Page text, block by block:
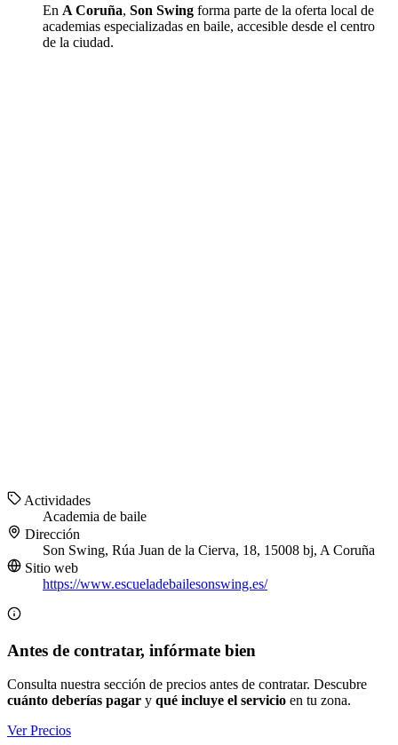
En A Coruña, Son Swing forma parte de la oferta local de
academias especializadas en baile, accesible desde el centro
de la ciudad.
Actividades
Academia de baile
Dirección
Son Swing, Rúa Juan de la Cierva, 18, 15008 bj, A Coruña
Sitio web
https://www.escueladebailesonswing.es/
Antes de contratar, infórmate bien
Consulta nuestra sección de precios antes de contratar. Descubre
cuánto deberías pagar y qué incluye el servicio en tu zona.
Ver Precios